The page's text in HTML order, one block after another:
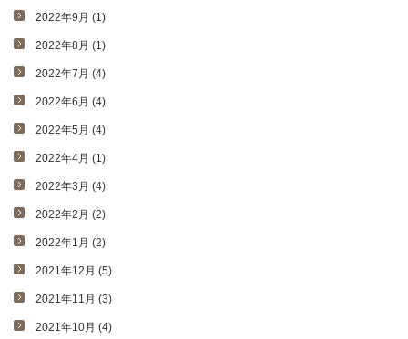
2022年9月 (1)
2022年8月 (1)
2022年7月 (4)
2022年6月 (4)
2022年5月 (4)
2022年4月 (1)
2022年3月 (4)
2022年2月 (2)
2022年1月 (2)
2021年12月 (5)
2021年11月 (3)
2021年10月 (4)